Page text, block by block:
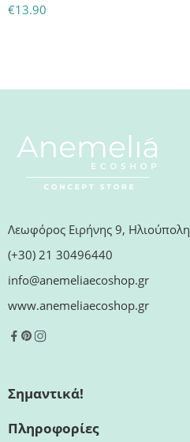
€13.90
Λεωφόρος Ειρήνης 9, Ηλιούπολη
(+30) 21 30496440
info@anemeliaecoshop.gr
www.anemeliaecoshop.gr
Σημαντικά!
Πληροφορίες